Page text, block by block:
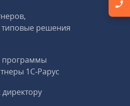
решения
программы
1С‑Рарус
директору